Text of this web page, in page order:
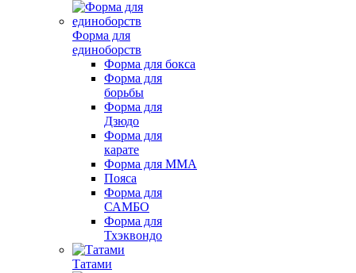
Форма для
единоборств
Форма для бокса
Форма для
борьбы
Форма для
Дзюдо
Форма для
карате
Форма для MMA
Пояса
Форма для
САМБО
Форма для
Тхэквондо
Татами